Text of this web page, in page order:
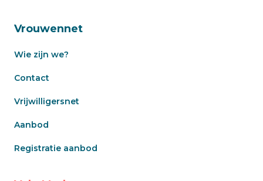
Vrouwennet
Wie zijn we?
Contact
Vrijwilligersnet
Aanbod
Registratie aanbod